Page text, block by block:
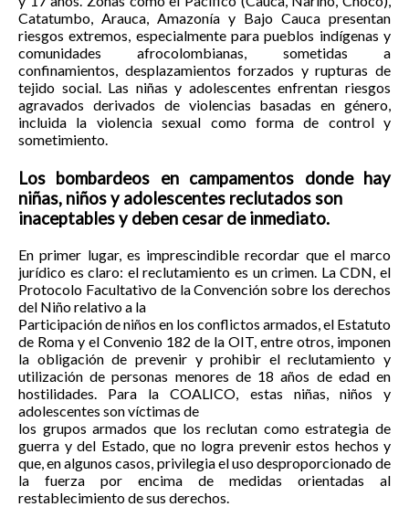
Catatumbo, Arauca, Amazonía y Bajo Cauca presentan
riesgos extremos, especialmente para pueblos indígenas y
comunidades afrocolombianas, sometidas a
confinamientos, desplazamientos forzados y rupturas de
tejido social. Las niñas y adolescentes enfrentan riesgos
agravados derivados de violencias basadas en género,
incluida la violencia sexual como forma de control y
sometimiento.
Los bombardeos en campamentos donde hay
niñas, niños y adolescentes reclutados son
inaceptables y deben cesar de inmediato.
En primer lugar, es imprescindible recordar que el marco
jurídico es claro: el reclutamiento es un crimen. La CDN, el
Protocolo Facultativo de la Convención sobre los derechos
del Niño relativo a la
Participación de niños en los conflictos armados, el Estatuto
de Roma y el Convenio 182 de la OIT, entre otros, imponen
la obligación de prevenir y prohibir el reclutamiento y
utilización de personas menores de 18 años de edad en
hostilidades. Para la COALICO, estas niñas, niños y
adolescentes son víctimas de
los grupos armados que los reclutan como estrategia de
guerra y del Estado, que no logra prevenir estos hechos y
que, en algunos casos, privilegia el uso desproporcionado de
la fuerza por encima de medidas orientadas al
restablecimiento de sus derechos.